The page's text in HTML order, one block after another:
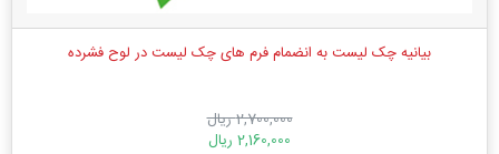
بیانیه چک لیست به انضمام فرم های چک لیست در لوح فشرده
2,700,000 ریال
2,160,000 ریال